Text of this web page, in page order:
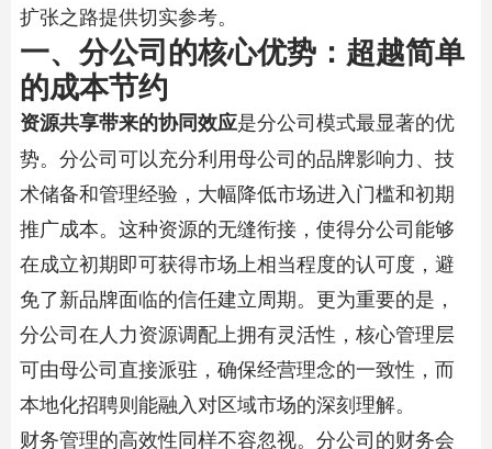
扩张之路提供切实参考。
一、分公司的核心优势：超越简单
的成本节约
资源共享带来的协同效应是分公司模式最显著的优
势。分公司可以充分利用母公司的品牌影响力、技
术储备和管理经验，大幅降低市场进入门槛和初期
推广成本。这种资源的无缝衔接，使得分公司能够
在成立初期即可获得市场上相当程度的认可度，避
免了新品牌面临的信任建立周期。更为重要的是，
分公司在人力资源调配上拥有灵活性，核心管理层
可由母公司直接派驻，确保经营理念的一致性，而
本地化招聘则能融入对区域市场的深刻理解。
财务管理的高效性同样不容忽视。分公司的财务会